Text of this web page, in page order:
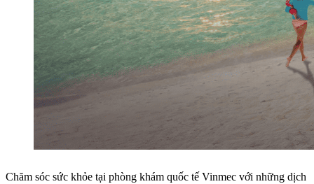
Chăm sóc sức khỏe tại phòng khám quốc tế Vinmec với những dịch